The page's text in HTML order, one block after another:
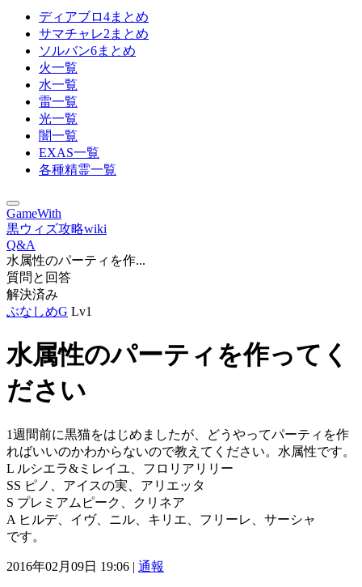
ディアブロ4まとめ
サマチャレ2まとめ
ソルバン6まとめ
火一覧
水一覧
雷一覧
光一覧
闇一覧
EXAS一覧
各種精霊一覧
GameWith
黒ウィズ攻略wiki
Q&A
水属性のパーティを作...
質問と回答
解決済み
ぶなしめG Lv1
水属性のパーティを作ってく
ださい
1週間前に黒猫をはじめましたが、どうやってパーティを作
ればいいのかわからないので教えてください。水属性です。
L ルシエラ&ミレイユ、フロリアリリー
SS ピノ、アイスの実、アリエッタ
S プレミアムピーク、クリネア
A ヒルデ、イヴ、ニル、キリエ、フリーレ、サーシャ
です。
2016年02月09日 19:06 | 通報